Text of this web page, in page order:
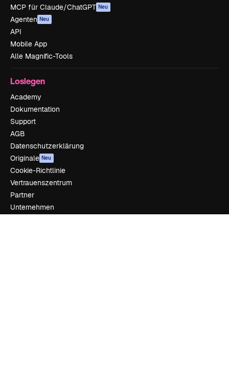
MCP für Claude/ChatGPT Neu
Agenten Neu
API
Mobile App
Alle Magnific-Tools
Loslegen
Academy
Dokumentation
Support
AGB
Datenschutzerklärung
Originale Neu
Cookie-Richtlinie
Vertrauenszentrum
Partner
Unternehmen